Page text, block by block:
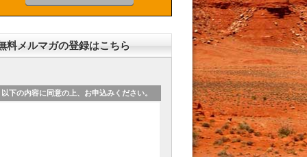
料メルマガの登録はこちら
以下の内容に同意の上、お申込みください。